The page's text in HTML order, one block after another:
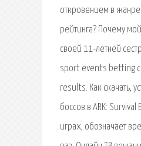
откровением в жанре
рейтинга? Почему
своей 11-летней
sport events betting
results. Как скачать,
боссов в ARK:
играх, обозначает